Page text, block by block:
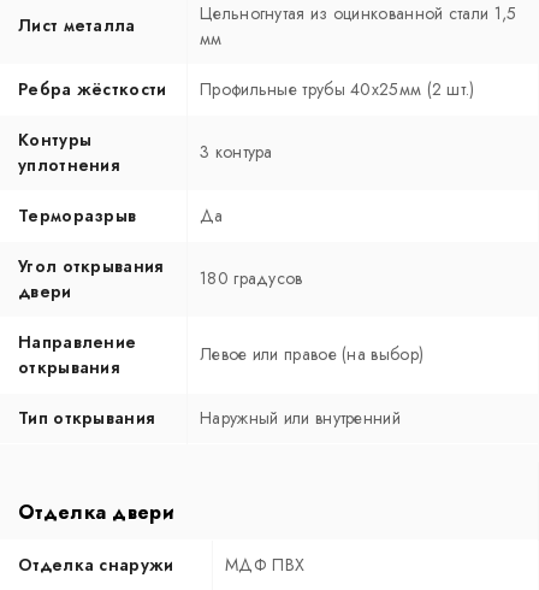
Лист металла
Цельногнутая из оцинкованной стали 1,5
мм
Ребра жёсткости Профильные трубы 40х25мм (2 шт.)
Контуры
уплотнения
3 контура
Терморазрыв Да
Угол открывания
двери
180 градусов
Направление
открывания
Левое или правое (на выбор)
Тип открывания Наружный или внутренний
Отделка двери
Отделка снаружи МДФ ПВХ